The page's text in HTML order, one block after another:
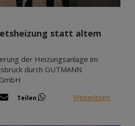
Sep 2025
statt altem
der Heizungsanlage im
durch GUTMANN
Teilen Weiterlesen